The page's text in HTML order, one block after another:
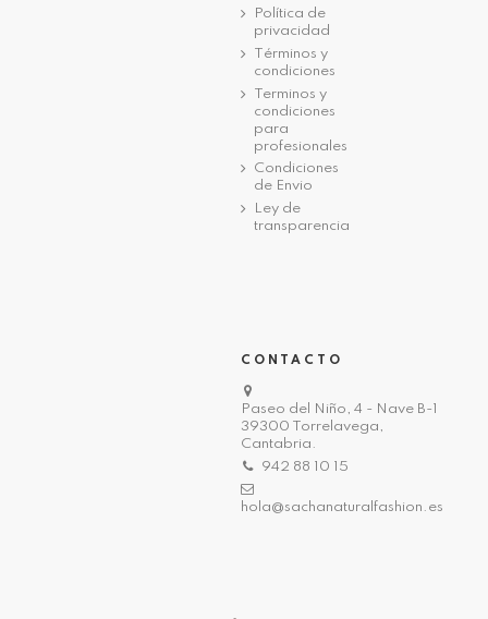
Política de
privacidad
Términos y
condiciones
Terminos y
condiciones
para
profesionales
Condiciones
de Envio
Ley de
transparencia
CONTACTO
Paseo del Niño, 4 - Nave B-1
39300 Torrelavega,
Cantabria.
942 88 10 15
hola@sachanaturalfashion.es